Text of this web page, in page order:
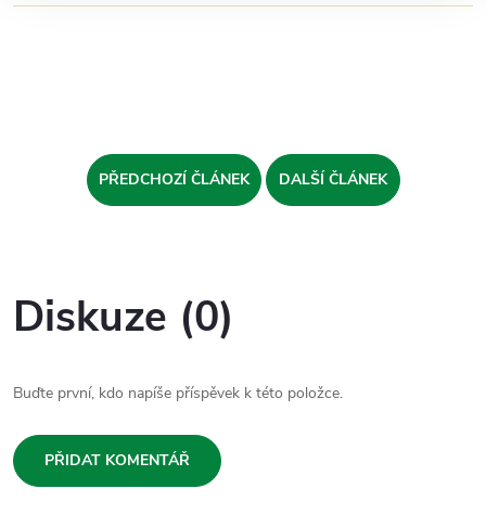
PŘEDCHOZÍ ČLÁNEK DALŠÍ ČLÁNEK
Diskuze (0)
Buďte první, kdo napíše příspěvek k této položce.
PŘIDAT KOMENTÁŘ